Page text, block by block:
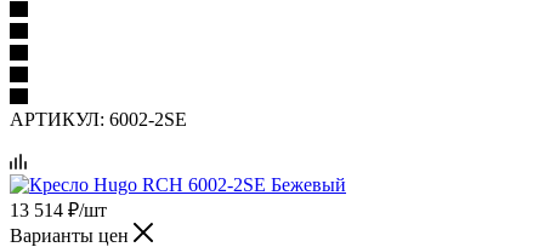
АРТИКУЛ: 6002-2SE
13 514 ₽/шт
Варианты цен